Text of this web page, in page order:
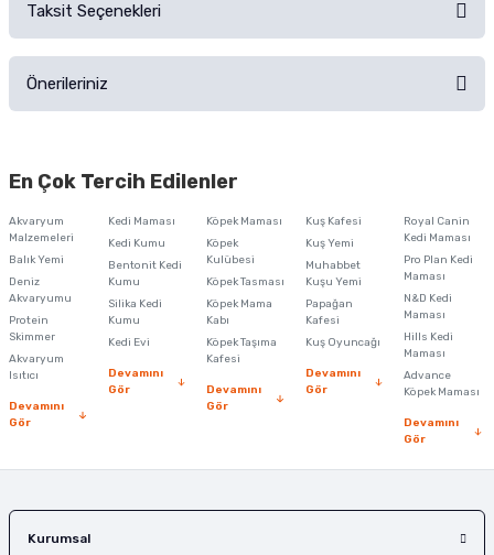
Ürünü Satın Al ve Yorumla
Taksit Seçenekleri
Önerileriniz
iletebilirsiniz.
Ürün resmi kalitesiz, bozuk veya görüntülenemiyor.
Ürün açıklamasında eksik bilgiler bulunuyor.
Ürün bilgilerinde hatalar bulunuyor.
Ürün fiyatı diğer sitelerden daha pahalı.
Bu ürüne benzer farklı alternatifler olmalı.
En Çok Tercih Edilenler
Akvaryum
Malzemeleri
Balık Yemi
Deniz
Akvaryumu
Protein
Skimmer
Akvaryum
Isıtıcı
Devamını
Gör
Kedi Maması
Kedi Kumu
Bentonit Kedi
Kumu
Silika Kedi
Kumu
Kedi Evi
Devamını
Gör
Köpek Maması
Köpek
Kulübesi
Köpek Tasması
Köpek Mama
Kabı
Köpek Taşıma
Kafesi
Devamını
Gör
Kuş Kafesi
Kuş Yemi
Muhabbet
Kuşu Yemi
Papağan
Kafesi
Kuş Oyuncağı
Devamını
Gör
Royal Canin
Kedi Maması
Pro Plan Kedi
Maması
N&D Kedi
Maması
Hills Kedi
Maması
Advance
Köpek Maması
Devamını
Gör
Kurumsal